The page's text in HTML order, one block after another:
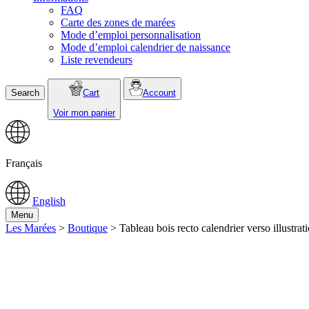
FAQ
Carte des zones de marées
Mode d’emploi personnalisation
Mode d’emploi calendrier de naissance
Liste revendeurs
Search
Cart
Voir mon panier
Account
Français
English
Menu
Les Marées > Boutique > Tableau bois recto calendrier verso